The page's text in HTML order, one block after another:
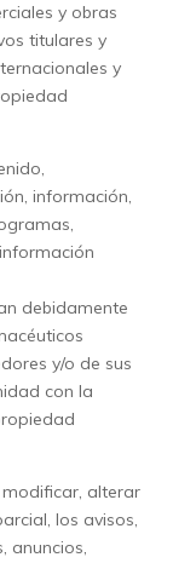
y obras
titulares y
y
información,
debidamente
y/o de sus
con la
alterar
los avisos,
anuncios,